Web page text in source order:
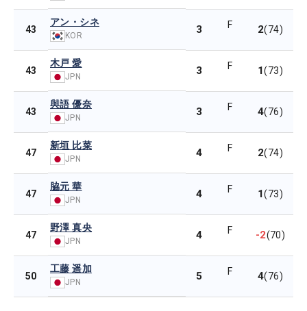
43
アン・シネ
KOR 3 F 2(74)
43
木戸 愛
JPN 3 F 1(73)
43
與語 優奈
JPN 3 F 4(76)
47
新垣 比菜
JPN 4 F 2(74)
47
脇元 華
JPN 4 F 1(73)
47
野澤 真央
JPN 4 F -2(70)
50
工藤 遥加
JPN 5 F 4(76)